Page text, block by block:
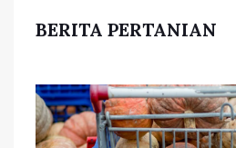
BERITA PERTANIAN